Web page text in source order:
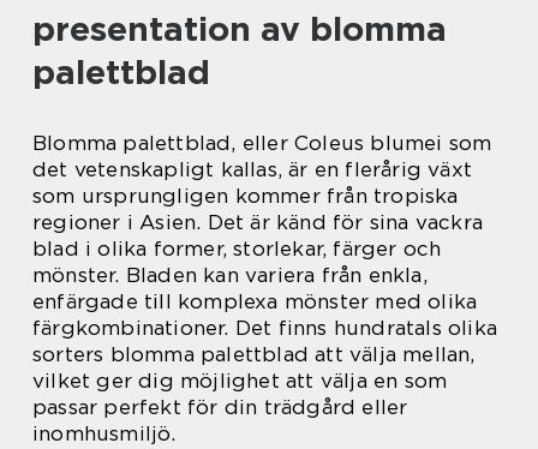
presentation av blomma
palettblad
Blomma palettblad, eller Coleus blumei som
det vetenskapligt kallas, är en flerårig växt
som ursprungligen kommer från tropiska
regioner i Asien. Det är känd för sina vackra
blad i olika former, storlekar, färger och
mönster. Bladen kan variera från enkla,
enfärgade till komplexa mönster med olika
färgkombinationer. Det finns hundratals olika
sorters blomma palettblad att välja mellan,
vilket ger dig möjlighet att välja en som
passar perfekt för din trädgård eller
inomhusmiljö.